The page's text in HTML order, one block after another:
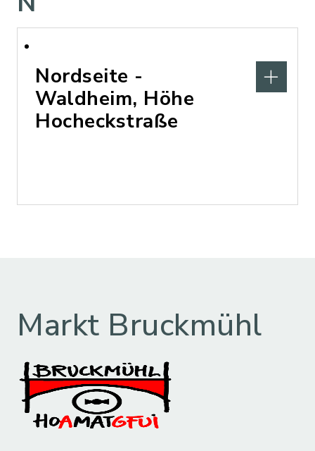
Nordseite -
Waldheim, Höhe
Hocheckstraße
Markt Bruckmühl